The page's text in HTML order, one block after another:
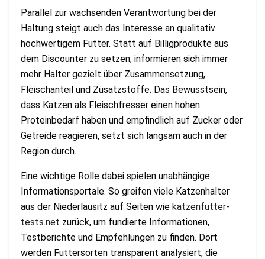
Parallel zur wachsenden Verantwortung bei der
Haltung steigt auch das Interesse an qualitativ
hochwertigem Futter. Statt auf Billigprodukte aus
dem Discounter zu setzen, informieren sich immer
mehr Halter gezielt über Zusammensetzung,
Fleischanteil und Zusatzstoffe. Das Bewusstsein,
dass Katzen als Fleischfresser einen hohen
Proteinbedarf haben und empfindlich auf Zucker oder
Getreide reagieren, setzt sich langsam auch in der
Region durch.
Eine wichtige Rolle dabei spielen unabhängige
Informationsportale. So greifen viele Katzenhalter
aus der Niederlausitz auf Seiten wie katzenfutter-
tests.net zurück, um fundierte Informationen,
Testberichte und Empfehlungen zu finden. Dort
werden Futtersorten transparent analysiert, die